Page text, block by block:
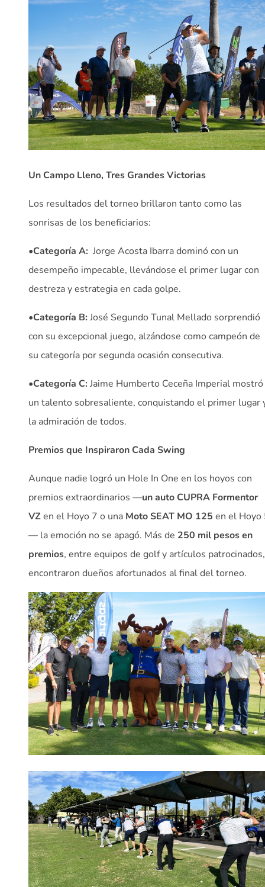
Un Campo Lleno, Tres Grandes Victorias
Los resultados del torneo brillaron tanto como las
sonrisas de los beneficiarios:
•Categoría A: Jorge Acosta Ibarra dominó con un
desempeño impecable, llevándose el primer lugar con
destreza y estrategia en cada golpe.
•Categoría B:José Segundo Tunal Mellado sorprendió
con su excepcional juego, alzándose como campeón de
su categoría por segunda ocasión consecutiva.
•Categoría C:Jaime Humberto Ceceña Imperial mostró
un talento sobresaliente, conquistando el primer lugar
la admiración de todos.
Premios que Inspiraron Cada Swing
Aunque nadie logró un Hole In One en los hoyos con
premios extraordinarios —un auto CUPRA Formentor
VZen el Hoyo 7 o una Moto SEAT MO 125 en el Hoyo
— la emoción no se apagó. Más de 250 mil pesos en
premios, entre equipos de golf y artículos patrocinados,
encontraron dueños afortunados al final del torneo.